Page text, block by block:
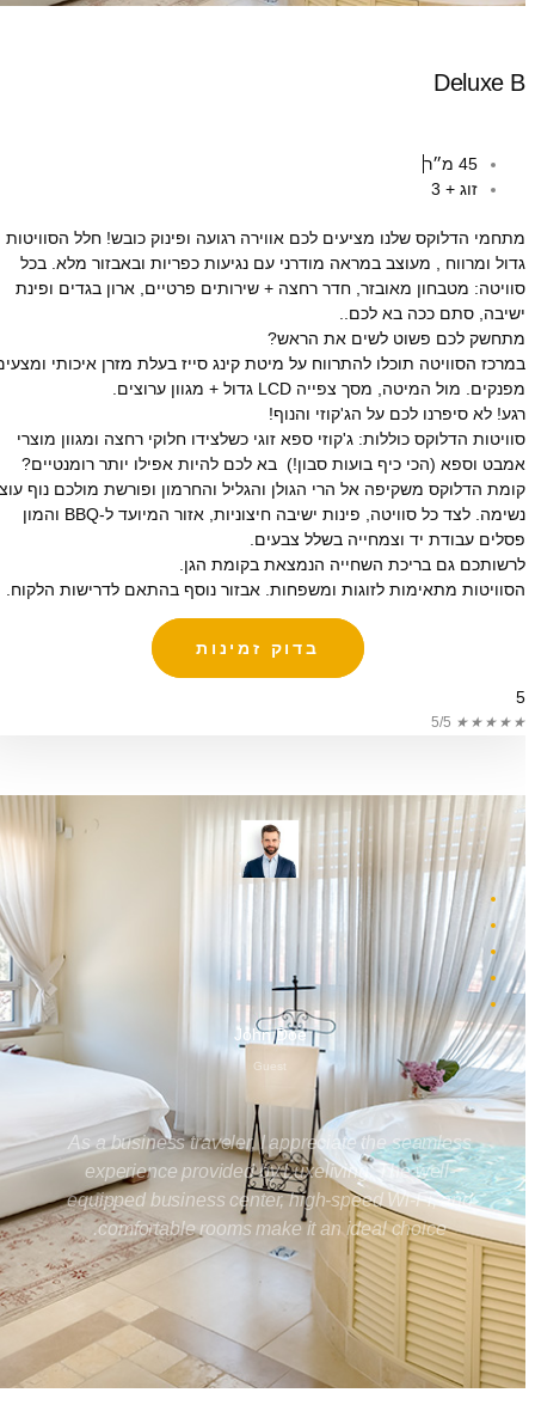
Deluxe B
45 מ״ר
זוג + 3
מתחמי הדלוקס שלנו מציעים לכם אווירה רגועה ופינוק כובש! חלל הסוויטות
גדול ומרווח , מעוצב במראה מודרני עם נגיעות כפריות ובאבזור מלא. בכל
סוויטה: מטבחון מאובזר, חדר רחצה + שירותים פרטיים, ארון בגדים ופינת
ישיבה, סתם ככה בא לכם..
מתחשק לכם פשוט לשים את הראש?
במרכז הסוויטה תוכלו להתרווח על מיטת קינג סייז בעלת מזרן איכותי ומצעים
מפנקים. מול המיטה, מסך צפייה LCD גדול + מגוון ערוצים.
רגע! לא סיפרנו לכם על הג'קוזי והנוף!
סוויטות הדלוקס כוללות: ג'קוזי ספא זוגי כשלצידו חלוקי רחצה ומגוון מוצרי
אמבט וספא (הכי כיף בועות סבון!) בא לכם להיות אפילו יותר רומנטיים?
קומת הדלוקס משקיפה אל הרי הגולן והגליל והחרמון ופורשת מולכם נוף עוצר
נשימה. לצד כל סוויטה, פינות ישיבה חיצוניות, אזור המיועד ל-BBQ והמון
פסלים עבודת יד וצמחייה בשלל צבעים.
לרשותכם גם בריכת השחייה הנמצאת בקומת הגן.
הסוויטות מתאימות לזוגות ומשפחות. אבזור נוסף בהתאם לדרישות הלקוח.
בדוק זמינות
★
★
★
★
★
5/5
John Doe
Guest
As a business traveler, I appreciate the seamless
experience provided by Luxeliving. The well-
equipped business center, high-speed Wi-Fi, and
comfortable rooms make it an ideal choice.